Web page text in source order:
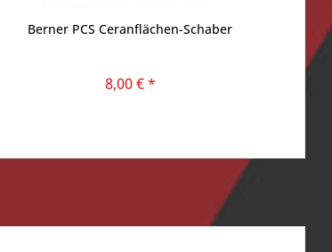
Berner PCS Ceranflächen-Schaber
8,00 € *